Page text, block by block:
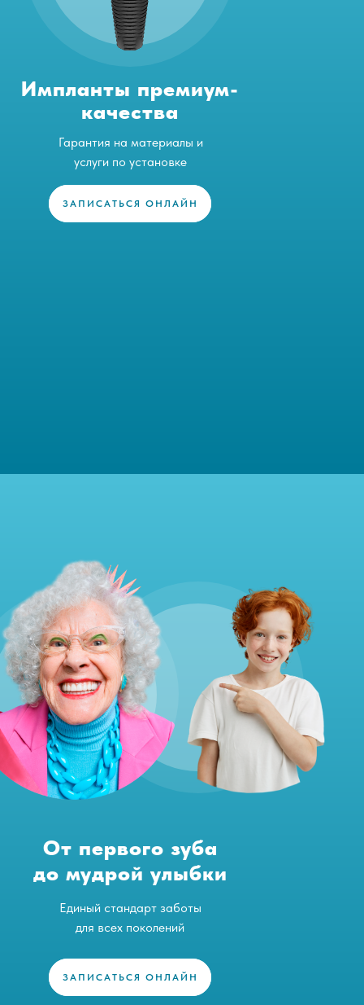
Импланты премиум-
качества
Гарантия на материалы и
услуги по установке
ЗАПИСАТЬСЯ ОНЛАЙН
От первого зуба
до мудрой улыбки
Единый стандарт заботы
для всех поколений
ЗАПИСАТЬСЯ ОНЛАЙН